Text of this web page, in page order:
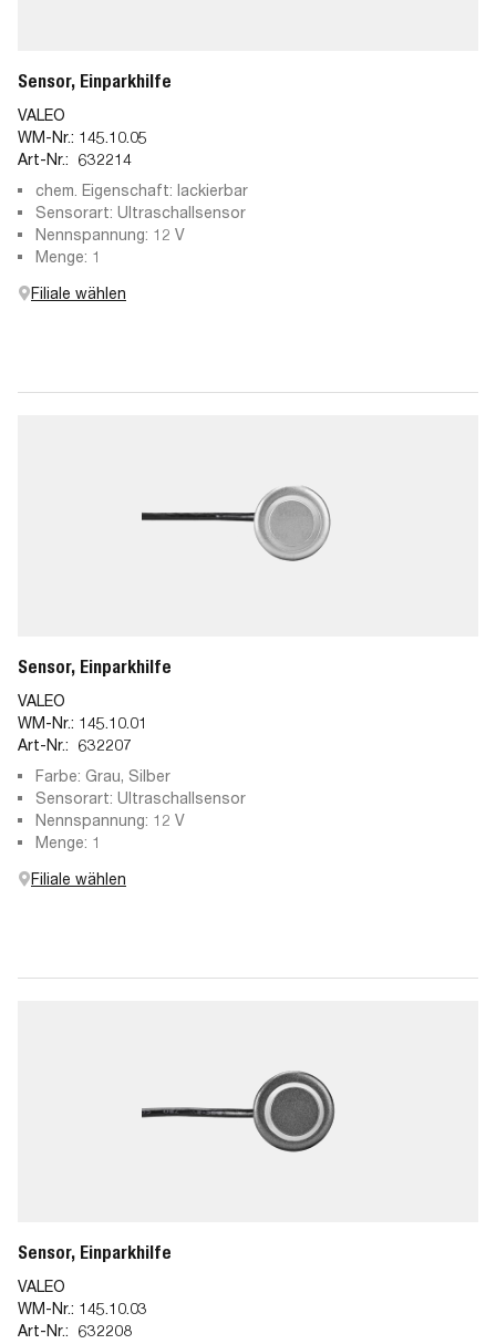
Sensor, Einparkhilfe
VALEO
WM-Nr.: 145.10.05
Art-Nr.: 632214
chem. Eigenschaft: lackierbar
Sensorart: Ultraschallsensor
Nennspannung: 12 V
Menge: 1
Filiale wählen
Sensor, Einparkhilfe
VALEO
WM-Nr.: 145.10.01
Art-Nr.: 632207
Farbe: Grau, Silber
Sensorart: Ultraschallsensor
Nennspannung: 12 V
Menge: 1
Filiale wählen
Sensor, Einparkhilfe
VALEO
WM-Nr.: 145.10.03
Art-Nr.: 632208